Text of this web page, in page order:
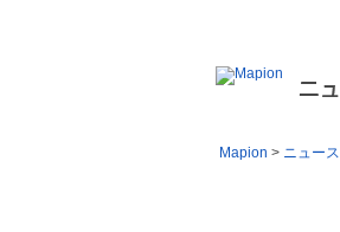
Mapion > ニュース